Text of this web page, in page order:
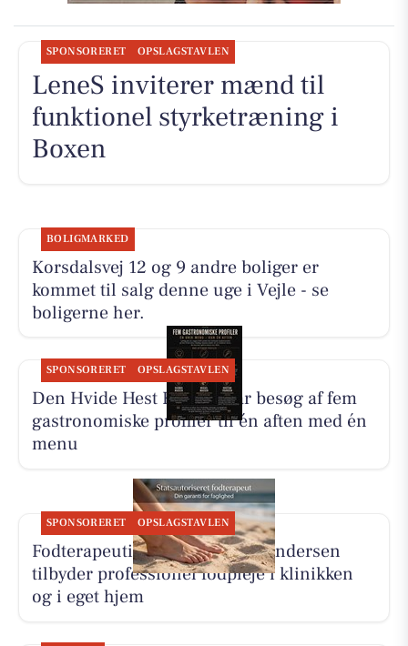
SPONSORERET OPSLAGSTAVLEN
LeneS inviterer mænd til
funktionel styrketræning i
Boxen
BOLIGMARKED
Korsdalsvej 12 og 9 andre boliger er
kommet til salg denne uge i Vejle - se
boligerne her.
SPONSORERET OPSLAGSTAVLEN
Den Hvide Hest Kolding får besøg af fem
gastronomiske profiler til én aften med én
menu
SPONSORERET OPSLAGSTAVLEN
Fodterapeutisk Klinik v/Lajla Andersen
tilbyder professionel fodpleje i klinikken
og i eget hjem